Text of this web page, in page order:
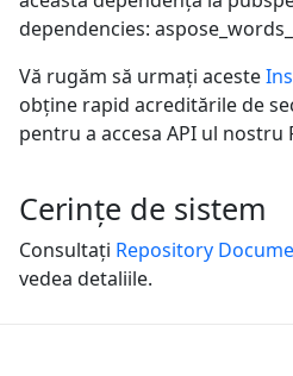
dependencies:
Vă rugăm să urmați aceste
obține rapid acreditările de
pentru a accesa API ul nostru
Cerințe de sistem
Consultați Repository
vedea detaliile.